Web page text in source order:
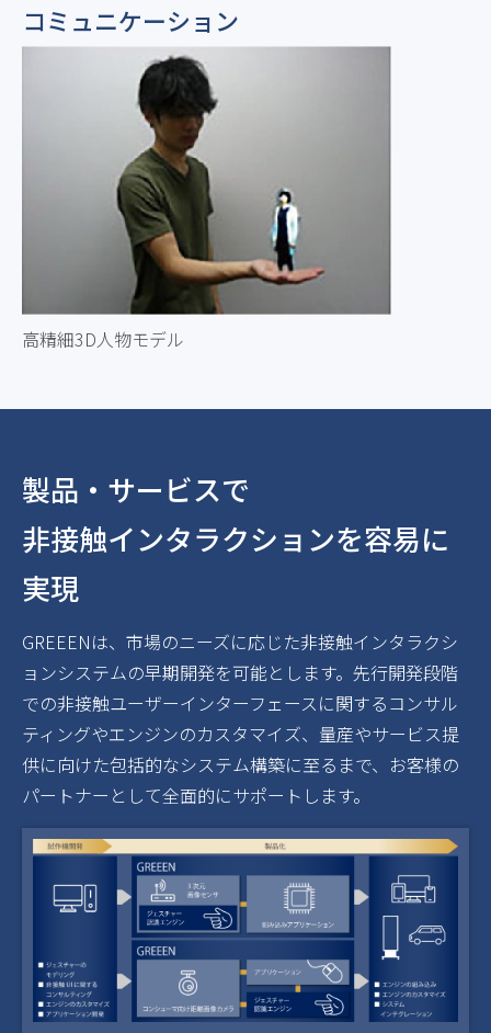
コミュニケーション
高精細3D人物モデル
製品・サービスで
非接触インタラクションを容易に
実現
GREEENは、市場のニーズに応じた非接触インタラクシ
ョンシステムの早期開発を可能とします。先行開発段階
での非接触ユーザーインターフェースに関するコンサル
ティングやエンジンのカスタマイズ、量産やサービス提
供に向けた包括的なシステム構築に至るまで、お客様の
パートナーとして全面的にサポートします。